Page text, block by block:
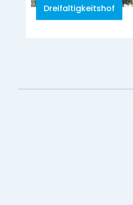
Dreifaltigkeitshof